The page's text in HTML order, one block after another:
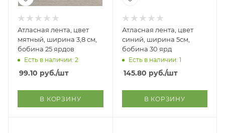
Атласная лента, цвет
мятный, ширина 3,8 см,
бобина 25 ярдов
Есть в наличии: 2
99.10 руб./шт
В КОРЗИНУ
Атласная лента, цвет
синий, ширина 5см,
бобина 30 ярд
Есть в наличии: 1
145.80 руб./шт
В КОРЗИНУ